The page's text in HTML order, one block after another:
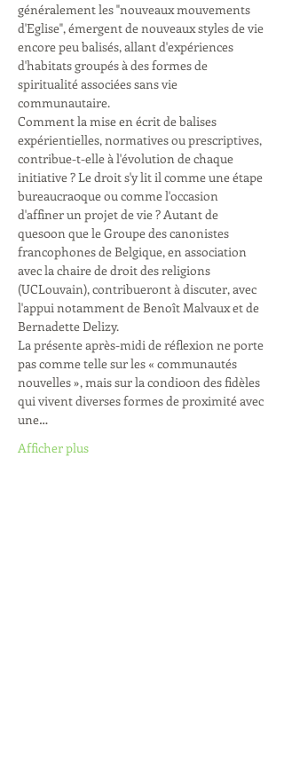
généralement les "nouveaux mouvements
d'Eglise", émergent de nouveaux styles de vie
encore peu balisés, allant d'expériences
d'habitats groupés à des formes de
spiritualité associées sans vie
communautaire.
Comment la mise en écrit de balises
expérientielles, normatives ou prescriptives,
contribue-t-elle à l'évolution de chaque
initiative ? Le droit s'y lit il comme une étape
bureaucra0que ou comme l'occasion
d'affiner un projet de vie ? Autant de
ques0on que le Groupe des canonistes
francophones de Belgique, en association
avec la chaire de droit des religions
(UCLouvain), contribueront à discuter, avec
l'appui notamment de Benoît Malvaux et de
Bernadette Delizy.
La présente après-midi de réflexion ne porte
pas comme telle sur les « communautés
nouvelles », mais sur la condi0on des fidèles
qui vivent diverses formes de proximité avec
une…
Afficher plus